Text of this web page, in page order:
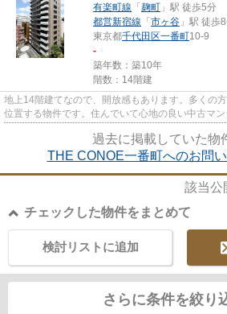
有楽町線 「 麹町 」駅 徒歩5分
都営新宿線 「 市ヶ谷 」駅 徒歩
東京都千代田区一番町10-9
-
築年数：築10年
階数：14階建
地上14階建てなので、開放感もあります。多くの
位置する物件です。住んでいて心地の良い中古マ
過去に掲載していた物
THE CONOE一番町へのお問
該当公
チェックした物件をまとめて
検討リストに追加
さらに条件を絞り